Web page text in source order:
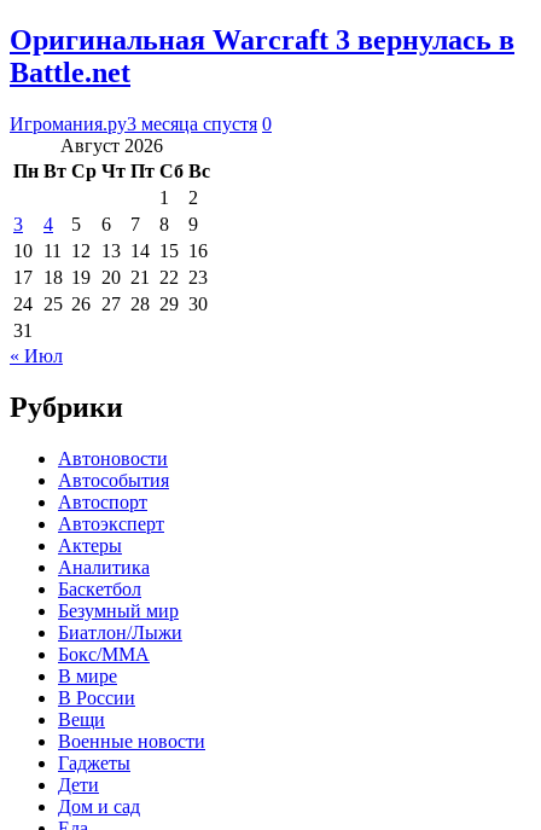
Оригинальная Warcraft 3 вернулась в
Battle.net
Игромания.ру3 месяца спустя 0
Август 2026
Пн Вт Ср Чт Пт Сб Вс
1
2
3
4 5 6 7 8
9
10 11 12 13 14 15 16
17 18 19 20 21 22 23
24 25 26 27 28 29 30
31
« Июл
Рубрики
Автоновости
Автособытия
Автоспорт
Автоэксперт
Актеры
Аналитика
Баскетбол
Безумный мир
Биатлон/Лыжи
Бокс/MMA
В мире
В России
Вещи
Военные новости
Гаджеты
Дети
Дом и сад